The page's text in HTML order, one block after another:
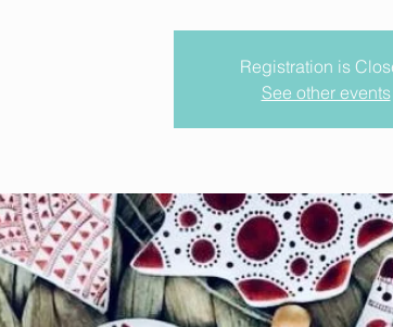
Registration is
See other events